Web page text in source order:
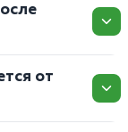
от